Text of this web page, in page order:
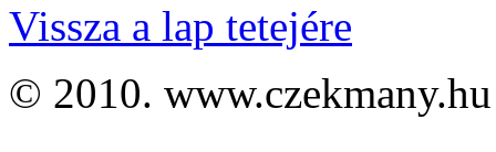
Vissza a lap tetejére
© 2010. www.czekmany.hu